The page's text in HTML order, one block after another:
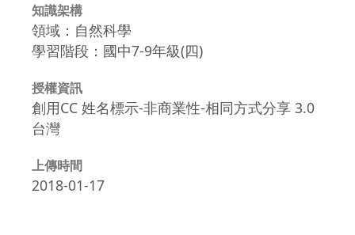
知識架構
領域：自然科學
學習階段：國中7-9年級(四)
授權資訊
創用CC 姓名標示-非商業性-相同方式分享 3.0
台灣
上傳時間
2018-01-17